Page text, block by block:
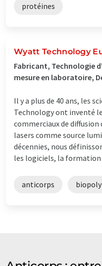
protéines
Wyatt Technology
Fabricant, Technologie
mesure en laboratoire,
Il y a plus de 40 ans, les
Technology ont inventé
commerciaux de
lasers comme source
décennies, nous
les logiciels, la formation
anticorps